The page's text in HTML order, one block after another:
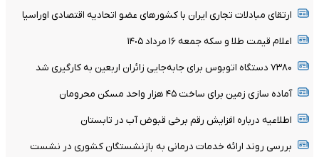
ارتقای مبادلات تجاری ایران با کشورهای عضو اتحادیه اقتصادی اوراسیا
اعلام قیمت طلا و سکه جمعه ١۶ مرداد ١۴٠۵
۷۳۸۰ دستگاه اتوبوس برای جابه‌جایی زائران اربعین به‌ کارگیری شد
آماده سازی زمین برای ساخت ۴۵ هزار واحد مسکن محرومان
اطلاعیه درباره افزایش رقم برخی قبوض آب در تابستان
بررسی روند ارائه خدمات درمانی به بازنشستگان کشوری در نشست